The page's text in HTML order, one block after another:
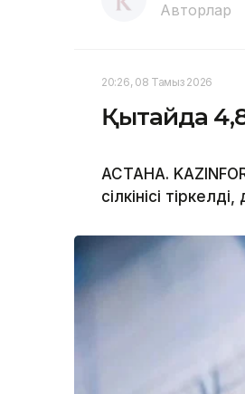
Авторлар
20:26, 08 Тамыз 2026
Қытайда
АСТАНА.
сілкінісі